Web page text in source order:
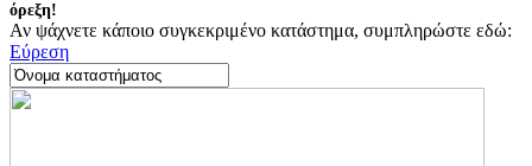
όρεξη!
Αν ψάχνετε κάποιο συγκεκριμένο κατάστημα, συμπληρώστε εδώ:
Εύρεση